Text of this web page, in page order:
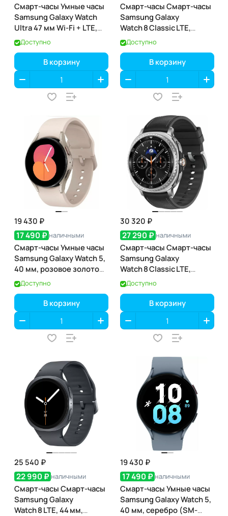
Смарт-часы Умные часы
Samsung Galaxy Watch
Ultra 47 мм Wi-Fi + LTE,
Белый титан, Ремешок
белый
Доступно
В корзину
Смарт-часы Смарт-часы
Samsung Galaxy
Watch 8 Classic LTE,
46 мм, White (белый)
Доступно
В корзину
19 430 ₽
17 490 ₽ наличными
Смарт-часы Умные часы
Samsung Galaxy Watch 5,
40 мм, розовое золото
(SM-R900)
Доступно
В корзину
30 320 ₽
27 290 ₽ наличными
Смарт-часы Смарт-часы
Samsung Galaxy
Watch 8 Classic LTE,
46 мм, Black (чёрный)
Доступно
В корзину
25 540 ₽
22 990 ₽ наличными
Смарт-часы Смарт-часы
Samsung Galaxy
Watch 8 LTE, 44 мм,
19 430 ₽
17 490 ₽ наличными
Смарт-часы Умные часы
Samsung Galaxy Watch 5,
40 мм, серебро (SM-